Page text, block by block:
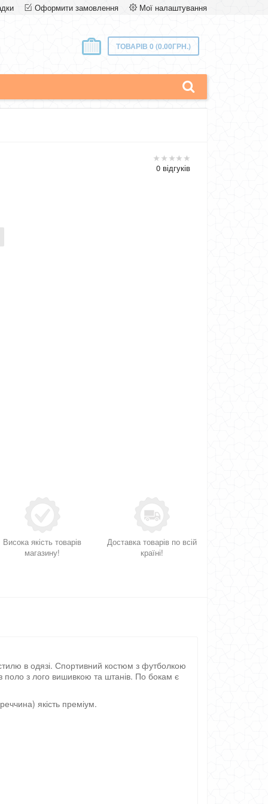
Оформити замовлення Мої налаштування
ТОВАРІВ 0 (0.00ГРН.)
0 відгуків
Висока якість товарів
магазину!
Доставка товарів по всій
країні!
в одязі. Спортивний костюм з футболкою
поло з лого вишивкою та штанів. По бокам є
якість преміум.